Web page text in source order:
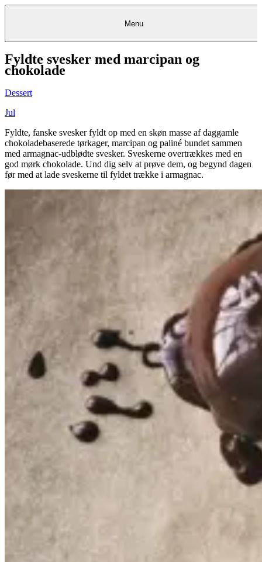
KantineKantineKantine
FrokostordningFrokostordningFrokostordning
CateringCatering
Madkurser
& Teambuilding
RestauranterRestauranter &&BagerierBagerierRestauranter &
Bagerier
Foodservice
Detail
Projekter
Køb Købgavekort gavekortKøb gavekort
KundeserviceKundeserviceKundeservice
Menu
Fyldte svesker med marcipan og
chokolade
Dessert
Jul
Fyldte, fanske svesker fyldt op med en skøn masse af daggamle
chokoladebaserede tørkager, marcipan og paliné bundet sammen
med armagnac-udblødte svesker. Sveskerne overtrækkes med en
god mørk chokolade. Und dig selv at prøve dem, og begynd dagen
før med at lade sveskerne til fyldet trække i armagnac.